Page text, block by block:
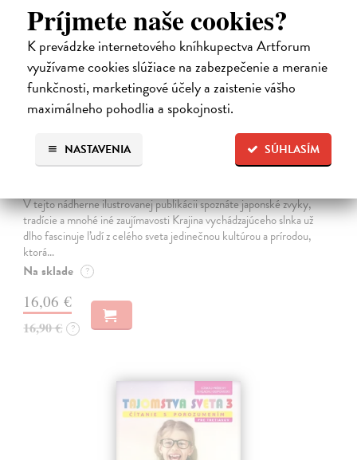
Príjmete naše cookies?
K prevádzke internetového kníhkupectva Artforum
využívame cookies slúžiace na zabezpečenie a meranie
funkčnosti, marketingové účely a zaistenie vášho
maximálneho pohodlia a spokojnosti.
SÚHLASÍM
NASTAVENIA
Japonsko. Krajina vychádzajúceho slnka
V tejto nádherne ilustrovanej publikácii spoznáte japonské zvyky,
tradície a mnohé iné zaujímavosti Krajina vychádzajúceho slnka už
dlho fascinuje ľudí z celého sveta jedinečnou kultúrou a prírodou,
ktorá…
Na sklade ?
16,06 €
16,90 € ?